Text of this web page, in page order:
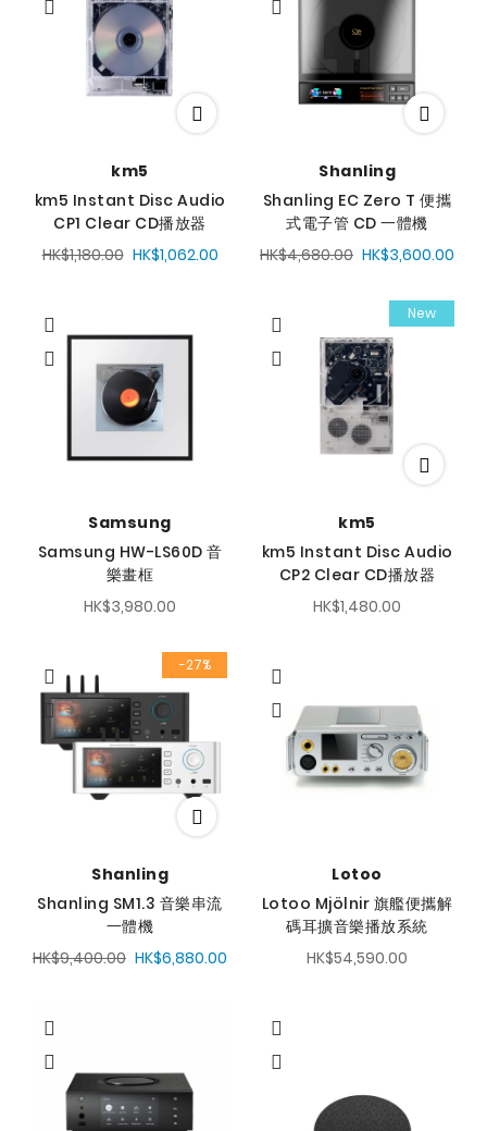
km5
km5 Instant Disc Audio
CP1 Clear CD播放器
HK$1,062.00
HK$1,180.00
Shanling
Shanling EC Zero T 便攜
式電子管 CD 一體機
HK$3,600.00
HK$4,680.00
Samsung
Samsung HW-LS60D 音
樂畫框
HK$3,980.00
New
km5
km5 Instant Disc Audio
CP2 Clear CD播放器
HK$1,480.00
-27%
Shanling
Shanling SM1.3 音樂串流
一體機
HK$6,880.00
HK$9,400.00
Lotoo
Lotoo Mjölnir 旗艦便攜解
碼耳擴音樂播放系統
HK$54,590.00